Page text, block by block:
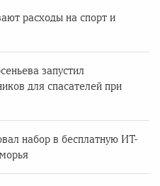
расходы на спорт и
запустил
для спасателей при
набор в бесплатную ИТ-